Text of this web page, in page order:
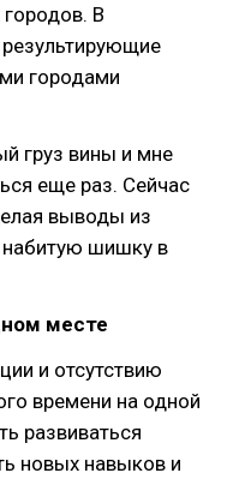
В
городами
груз вины и мне
еще раз. Сейчас
выводы из
шишку в
месте
и отсутствию
времени на одной
развиваться
новых навыков и